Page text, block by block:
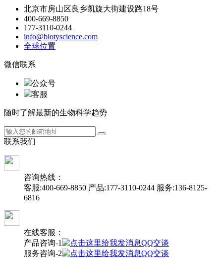
北京市房山区良乡凯旋大街建设路18号
400-669-8850
177-3110-0244
info@biotyscience.com
全球位置
微信联系
公众号
客服
随时了解最新的生物科学趋势
联系我们
咨询热线：
客服:400-669-8850 产品:177-3110-0244 服务:136-8125-
6816
在线客服：
产品咨询-1
QQ交谈
服务咨询-2
QQ交谈